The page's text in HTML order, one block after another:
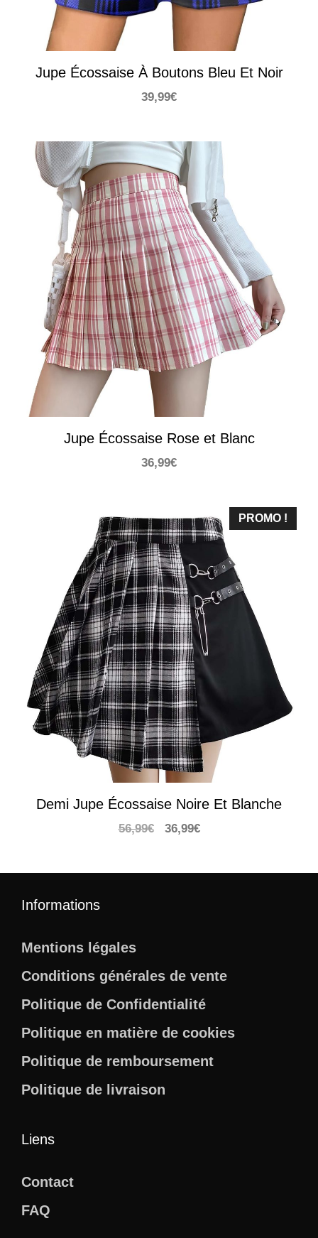
Jupe Écossaise À Boutons Bleu Et Noir
39,99€
Jupe Écossaise Rose et Blanc
36,99€
PROMO !
Demi Jupe Écossaise Noire Et Blanche
56,99€
Le
36,99€Le
Informations
Mentions légales
Conditions générales de vente
Politique de Confidentialité
Politique en matière de cookies
Politique de remboursement
Politique de livraison
Liens
Contact
FAQ